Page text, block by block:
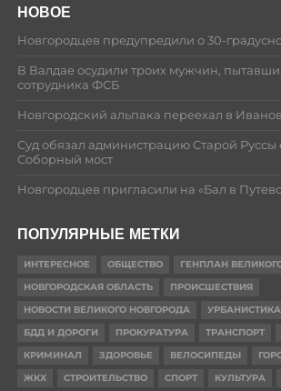
НОВОЕ
Новгородцев предупредили о 30-
В Валдае осудили троих мужчин,
сотрудника ФСБ
Новгородский альпака переехал в
Суд обязал администрацию Старой Руссы
Соборный мост
Новгородцев пригласили на «Бал в
ПОПУЛЯРНЫЕ МЕТКИ
ИНТЕРЕСНОЕ ОБЩЕСТВО
ГЕНПЛАН
НОВГОРОДСКАЯ ОБЛАСТЬ
ПРОИСШЕСТВИЯ
НОВОСТИ ВЕЛИКОГО НОВГОРОДА
УРБАНИСТИКА
БДД И ДОРОГИ
ПРОКУРАТУРА ТРАНСПОРТ
КРИМИНАЛ
ЗДОРОВЬЕ ВЕЛОСИПЕДЫ
ЖКХ
СТРОИТЕЛЬСТВО СПОРТ КУЛЬТУРА